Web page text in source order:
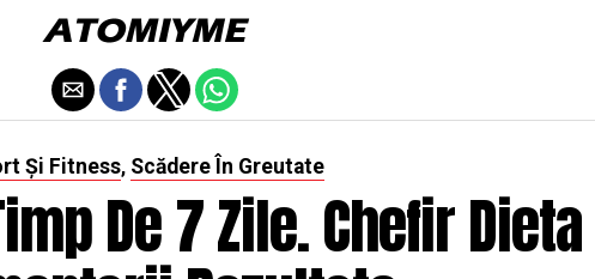
Și Fitness, Scădere În Greutate
De 7 Zile. Chefir Dieta